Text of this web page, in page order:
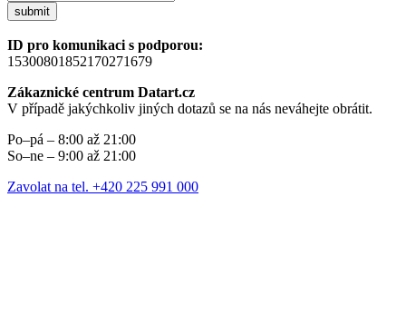
submit
ID pro komunikaci s podporou:
15300801852170271679
Zákaznické centrum Datart.cz
V případě jakýchkoliv jiných dotazů se na nás neváhejte obrátit.
Po–pá – 8:00 až 21:00
So–ne – 9:00 až 21:00
Zavolat na tel. +420 225 991 000